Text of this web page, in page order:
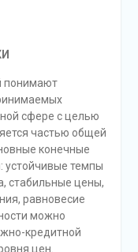
понимают
сфере с целью
частью общей
конечные
устойчивые темпы
стабильные цены,
равновесие
можно
кредитной
цен.